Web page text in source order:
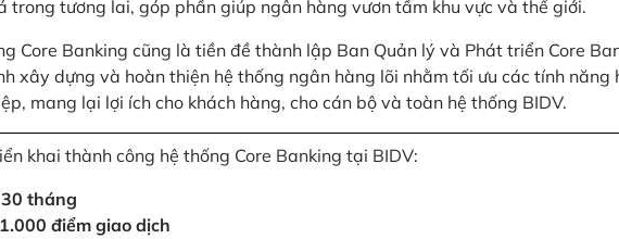
trong tương lai, góp phần giúp ngân hàng vươn tầm khu vực và thế giới.
Core Banking cũng là tiền đề thành lập Ban Quản lý và Phát triển Core
xây dựng và hoàn thiện hệ thống ngân hàng lõi nhằm tối ưu các tính năng
mang lại lợi ích cho khách hàng, cho cán bộ và toàn hệ thống BIDV.
khai thành công hệ thống Core Banking tại BIDV:
30 tháng
1.000 điểm giao dịch